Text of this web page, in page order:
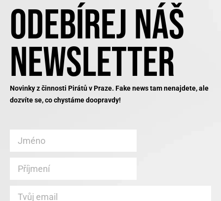
ODEBÍREJ NÁŠ
NEWSLETTER
Novinky z činnosti Pirátů v Praze. Fake news tam nenajdete, ale
dozvíte se, co chystáme doopravdy!